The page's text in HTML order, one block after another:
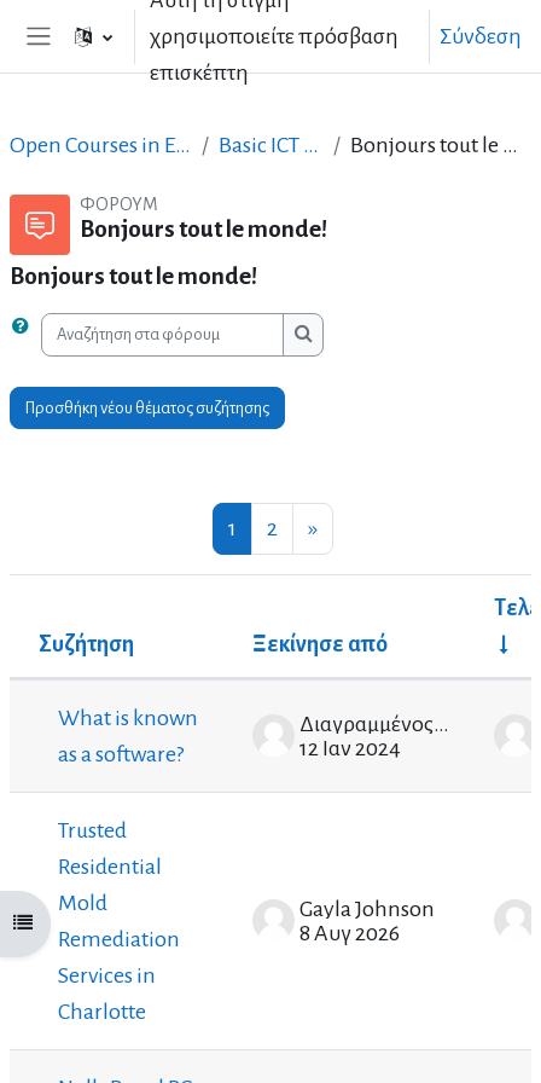
Μετάβαση στο κεντρικό περιεχόμενο
Πλευρικός πίνακας
χρησιμοποιείτε πρόσβαση
επισκέπτη
Σύνδεση
Άνοιγμα ευρετηρίου μαθήματος
Open Courses in English Basic ICT Skills Bonjours tout le monde!
ΦΌΡΟΥΜ
Bonjours tout le monde!
Bonjours tout le monde!
Αναζήτηση στα φόρουμ
Αναζήτηση στα φόρουμ
Προσθήκη νέου θέματος συζήτησης
1 Σελίδα 1
2Σελίδα 2
»Επόμενη σελίδα
Λίστα συζητήσεων. Εμφάνιση 100 από {$a->
Κατάσταση
Συζήτηση Ξεκίνησε από
What is known
as a software?
Διαγραμμένος χρήστης
12 Ιαν 2024
Trusted
Residential
Mold
Remediation
Services in
Charlotte
Gayla Johnson
8 Αυγ 2026